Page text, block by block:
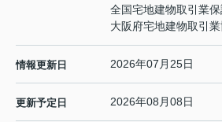
全国宅地建物取引業
大阪府宅地建物取引
情報更新日 2026年07月25日
更新予定日 2026年08月08日